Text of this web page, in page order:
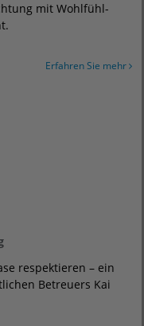
mit Wohlfühl-
Erfahren Sie mehr
respektieren – ein
Betreuers Kai